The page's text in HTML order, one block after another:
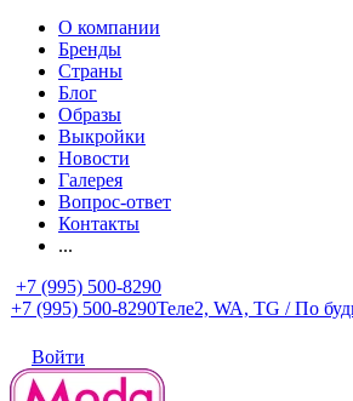
О компании
Бренды
Страны
Блог
Образы
Выкройки
Новости
Галерея
Вопрос-ответ
Контакты
...
+7 (995) 500-8290
+7 (995) 500-8290Теле2, WA, TG / По
Войти